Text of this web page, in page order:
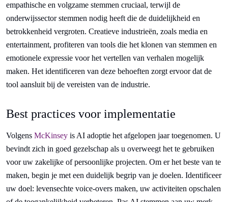
empathische en volgzame stemmen cruciaal, terwijl de
onderwijssector stemmen nodig heeft die de duidelijkheid en
betrokkenheid vergroten. Creatieve industrieën, zoals media en
entertainment, profiteren van tools die het klonen van stemmen en
emotionele expressie voor het vertellen van verhalen mogelijk
maken. Het identificeren van deze behoeften zorgt ervoor dat de
tool aansluit bij de vereisten van de industrie.
Best practices voor implementatie
Volgens McKinsey is AI adoptie het afgelopen jaar toegenomen. U
bevindt zich in goed gezelschap als u overweegt het te gebruiken
voor uw zakelijke of persoonlijke projecten. Om er het beste van te
maken, begin je met een duidelijk begrip van je doelen. Identificeer
uw doel: levensechte voice-overs maken, uw activiteiten opschalen